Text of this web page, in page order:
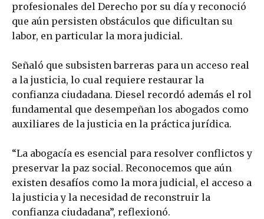
profesionales del Derecho por su día y reconoció
que aún persisten obstáculos que dificultan su
labor, en particular la mora judicial.
Señaló que subsisten barreras para un acceso real
a la justicia, lo cual requiere restaurar la
confianza ciudadana. Diesel recordó además el rol
fundamental que desempeñan los abogados como
auxiliares de la justicia en la práctica jurídica.
“La abogacía es esencial para resolver conflictos y
preservar la paz social. Reconocemos que aún
existen desafíos como la mora judicial, el acceso a
la justicia y la necesidad de reconstruir la
confianza ciudadana”, reflexionó.